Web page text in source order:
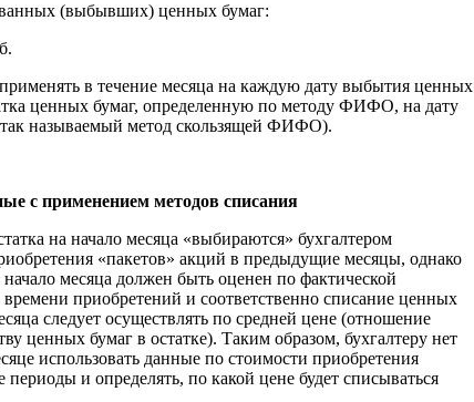
(выбывших) ценных бумаг:
в течение месяца на каждую дату выбытия ценных
ценных бумаг, определенную по методу ФИФО, на дату
называемый метод скользящей ФИФО).
с применением методов списания
на начало месяца «выбираются» бухгалтером
«пакетов» акций в предыдущие месяцы, однако
месяца должен быть оценен по фактической
приобретений и соответственно списание ценных
следует осуществлять по средней цене (отношение
ценных бумаг в остатке). Таким образом, бухгалтеру нет
использовать данные по стоимости приобретения
и определять, по какой цене будет списываться